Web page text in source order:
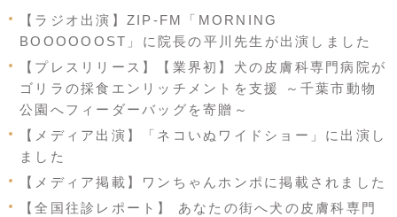
【ラジオ出演】ZIP-FM「MORNING
BOOOOOOST」に院長の平川先生が出演しました
【プレスリリース】【業界初】犬の皮膚科専門病院が
ゴリラの採食エンリッチメントを支援 ～千葉市動物
公園へフィーダーバッグを寄贈～
【メディア出演】「ネコいぬワイドショー」に出演し
ました
【メディア掲載】ワンちゃんホンポに掲載されました
【全国往診レポート】 あなたの街へ犬の皮膚科専門